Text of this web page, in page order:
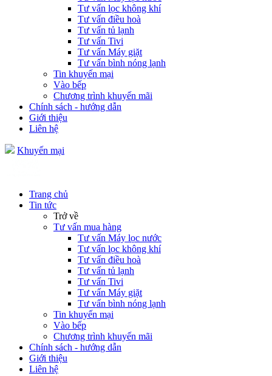
Tư vấn lọc không khí
Tư vấn điều hoà
Tư vấn tủ lạnh
Tư vấn Tivi
Tư vấn Máy giặt
Tư vấn bình nóng lạnh
Tin khuyến mại
Vào bếp
Chương trình khuyến mãi
Chính sách - hướng dẫn
Giới thiệu
Liên hệ
Khuyến mại
Trang chủ
Tin tức
Trở về
Tư vấn mua hàng
Tư vấn Máy lọc nước
Tư vấn lọc không khí
Tư vấn điều hoà
Tư vấn tủ lạnh
Tư vấn Tivi
Tư vấn Máy giặt
Tư vấn bình nóng lạnh
Tin khuyến mại
Vào bếp
Chương trình khuyến mãi
Chính sách - hướng dẫn
Giới thiệu
Liên hệ